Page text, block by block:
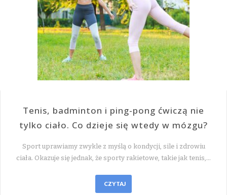
Tenis, badminton i ping-pong ćwiczą nie
tylko ciało. Co dzieje się wtedy w mózgu?
Sport uprawiamy zwykle z myślą o kondycji, sile i zdrowiu
ciała. Okazuje się jednak, że sporty rakietowe, takie jak tenis,…
CZYTAJ